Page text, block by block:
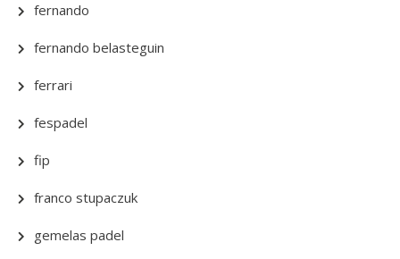
fernando
fernando belasteguin
ferrari
fespadel
fip
franco stupaczuk
gemelas padel